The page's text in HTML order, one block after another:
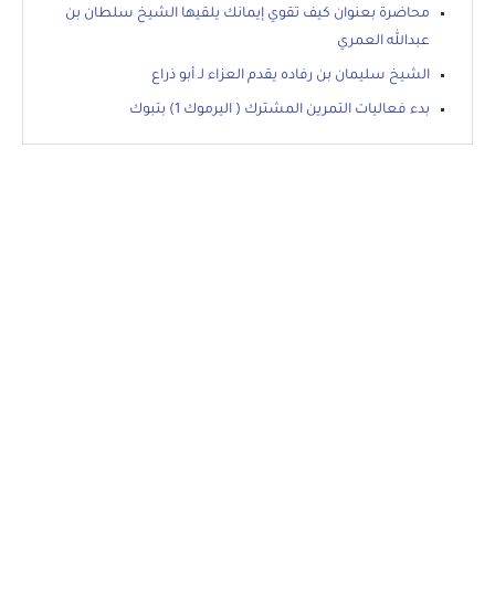
محاضرة بعنوان كيف تقوي إيمانك يلقيها الشيخ سلطان بن
عبدالله العمري
الشيخ سليمان بن رفاده يقدم العزاء لـ أبو ذراع
بدء فعاليات التمرين المشترك ( اليرموك 1) بتبوك